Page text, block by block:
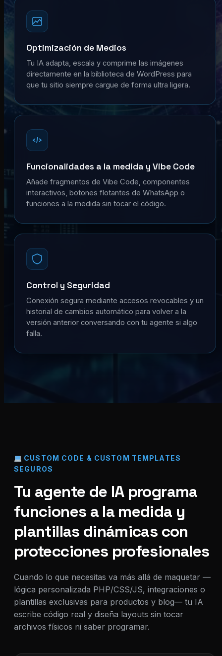
Optimización de Medios
Tu IA adapta, escala y comprime las imágenes
directamente en la biblioteca de WordPress para
que tu sitio siempre cargue de forma ultra ligera.
Funcionalidades a la medida y Vibe Code
Añade fragmentos de Vibe Code, componentes
interactivos, botones flotantes de WhatsApp o
funciones a la medida sin tocar el código.
Control y Seguridad
Conexión segura mediante accesos revocables y un
historial de cambios automático para volver a la
versión anterior conversando con tu agente si algo
falla.
CUSTOM CODE & CUSTOM TEMPLATES
SEGUROS
Tu agente de IA programa
funciones a la medida y
plantillas dinámicas con
protecciones profesionales
Cuando lo que necesitas va más allá de maquetar —
lógica personalizada PHP/CSS/JS, integraciones o
plantillas exclusivas para productos y blog— tu IA
escribe código real y diseña layouts sin tocar
archivos físicos ni saber programar.